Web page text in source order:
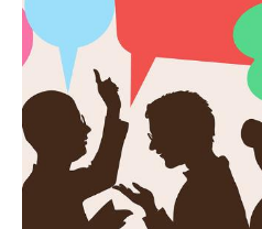
Сообщить о росте
цен
Ценообразование
на лекарственные
средства, изделия
медицинского
назначения и
медицинскую
технику